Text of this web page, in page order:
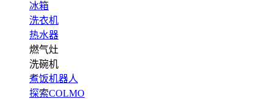
冰箱
洗衣机
热水器
燃气灶
洗碗机
煮饭机器人
探索COLMO